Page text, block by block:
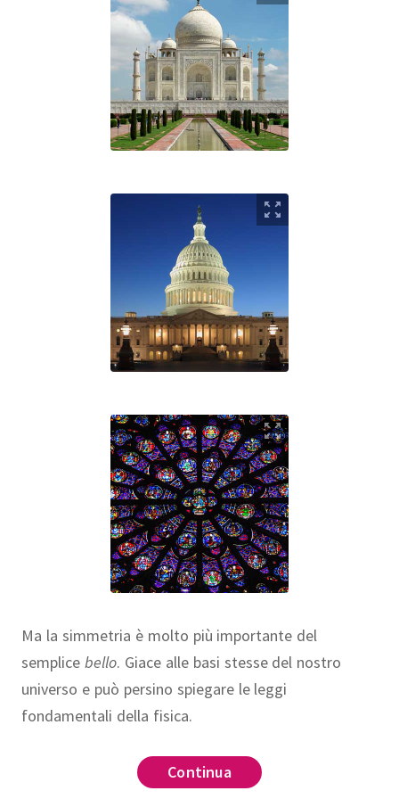
Ma la simmetria è molto più importante del
semplice bello. Giace alle basi stesse del nostro
universo e può persino spiegare le leggi
fondamentali della fisica.
Continua